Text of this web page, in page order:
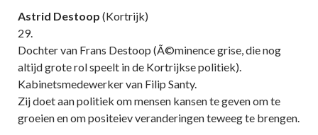
Astrid Destoop (Kortrijk)
29.
Dochter van Frans Destoop (Ã©minence grise, die nog
altijd grote rol speelt in de Kortrijkse politiek).
Kabinetsmedewerker van Filip Santy.
Zij doet aan politiek om mensen kansen te geven om te
groeien en om positeiev veranderingen teweeg te brengen.